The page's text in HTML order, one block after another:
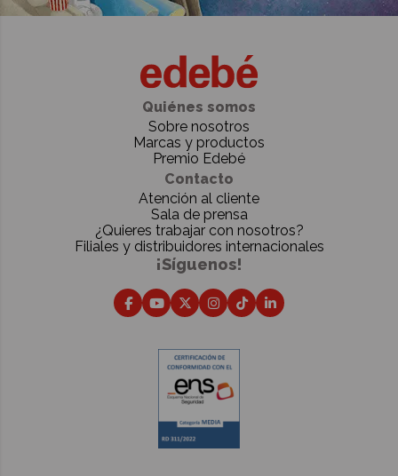
Quiénes somos
Sobre nosotros
Marcas y productos
Premio Edebé
Contacto
Atención al cliente
Sala de prensa
¿Quieres trabajar con nosotros?
Filiales y distribuidores internacionales
¡Síguenos!